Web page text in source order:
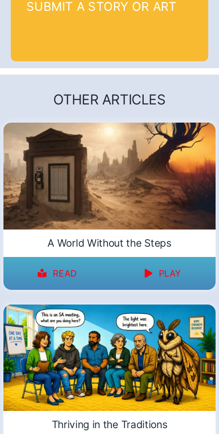
SUBMIT A STORY OR ART
OTHER ARTICLES
A World Without the Steps
READ PLAY
Thriving in the Traditions